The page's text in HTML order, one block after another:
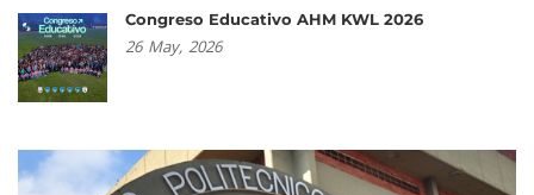
Congreso Educativo AHM KWL 2026
26 May, 2026